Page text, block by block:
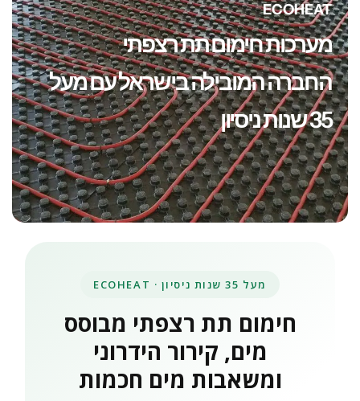
ECOHEAT
מערכות חימום תת רצפתי
החברה המובילה בישראל עם מעל
35 שנות ניסיון
מעל 35 שנות ניסיון · ECOHEAT
חימום תת רצפתי מבוסס
מים, קירור הידרוני
ומשאבות מים חכמות